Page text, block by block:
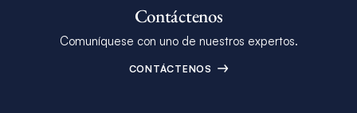
Contáctenos
Comuníquese con uno de nuestros expertos.
CONTÁCTENOS